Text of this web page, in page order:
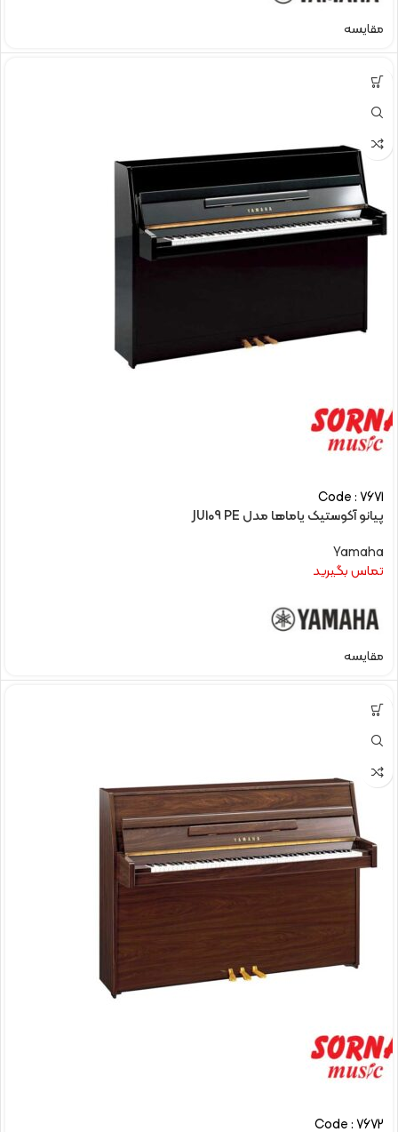
مقایسه
Code : 7671
پیانو آکوستیک یاماها مدل JU109 PE
Yamaha
تماس بگیرید
مقایسه
Code : 7672